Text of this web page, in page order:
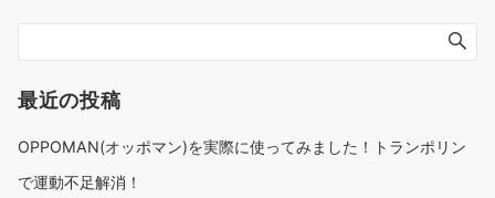
最近の投稿
OPPOMAN(オッポマン)を実際に使ってみました！トランポリン
で運動不足解消！